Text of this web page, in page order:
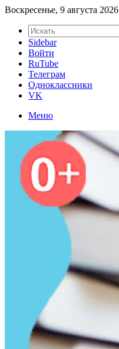
Воскресенье, 9 августа 2026
Sidebar
Войти
RuTube
Телеграм
Одноклассники
VK
Меню